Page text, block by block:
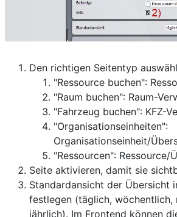
Den richtigen Seitentyp
"Ressource buchen":
"Raum buchen": Raum-
"Fahrzeug buchen": KFZ-
"Organisationseinheiten":
Organisationseinheit/
"Ressourcen": Ressource/
Seite aktivieren, damit sie
Standardansicht der Übersicht
festlegen (täglich, wöchentlich,
jährlich). Im Frontend können